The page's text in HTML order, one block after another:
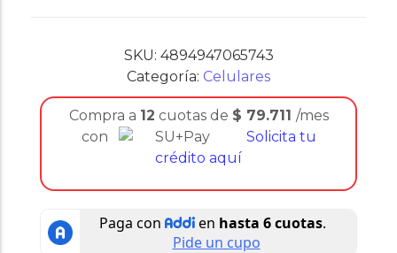
SKU: 4894947065743
Categoría: Celulares
Compra a 12 cuotas de $ 79.711 /mes
con
Solicita tu
crédito aquí